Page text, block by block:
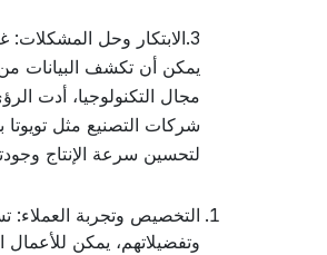
3.الابتكار وحل المشكلات:
يمكن أن تكشف البيانات
مجال التكنولوجيا، أدت
شركات التصنيع مثل تويوتا
لتحسين سرعة الإنتاج
التخصيص وتجربة العملاء:
وتفضيلاتهم، يمكن للأعمال